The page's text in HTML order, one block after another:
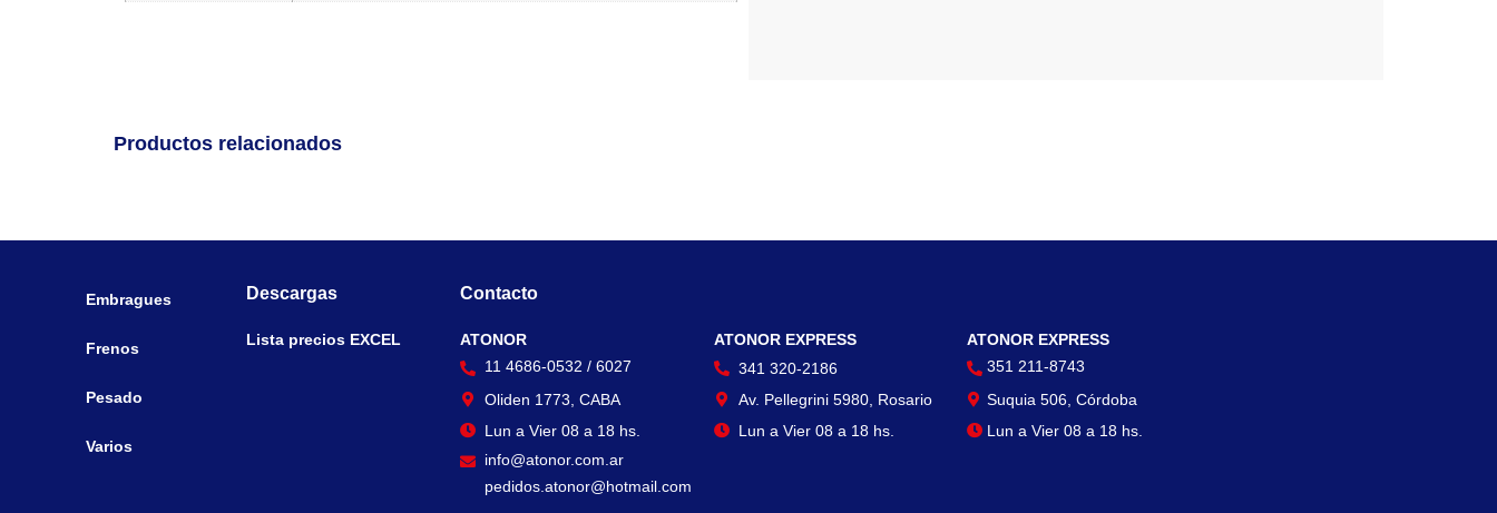
Productos relacionados
Embragues
Frenos
Pesado
Varios
Descargas
Lista precios EXCEL
Contacto
ATONOR
11 4686-0532 / 6027
Oliden 1773, CABA
Lun a Vier 08 a 18 hs.
info@atonor.com.ar
pedidos.atonor@hotmail.com
ATONOR EXPRESS
341 320-2186
Av. Pellegrini 5980, Rosario
Lun a Vier 08 a 18 hs.
ATONOR EXPRESS
351 211-8743
Suquia 506, Córdoba
Lun a Vier 08 a 18 hs.